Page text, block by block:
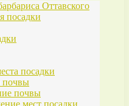
Оттавского
посадки
посадки
почвы
почвы